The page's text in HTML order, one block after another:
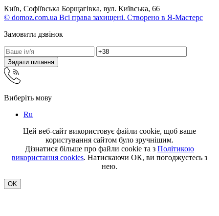
Київ, Софіївська Борщагівка, вул. Київська, 66
© domoz.com.ua Всі права захищені. Створено в Я-Мастерс
Замовити дзвінок
Задати питання
Виберіть мову
Ru
Цей веб-сайт використовує файли cookie, щоб ваше
користування сайтом було зручнішим.
Дізнатися більше про файли cookie та з Політикою
використання cookies. Натискаючи ОК, ви погоджуєтесь з
нею.
OK